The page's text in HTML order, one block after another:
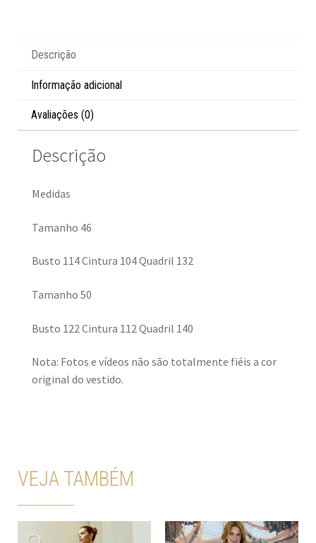
Descrição
Informação adicional
Avaliações (0)
Descrição
Medidas
Tamanho 46
Busto 114 Cintura 104 Quadril 132
Tamanho 50
Busto 122 Cintura 112 Quadril 140
Nota: Fotos e vídeos não são totalmente fiéis a cor
original do vestido.
VEJA TAMBÉM